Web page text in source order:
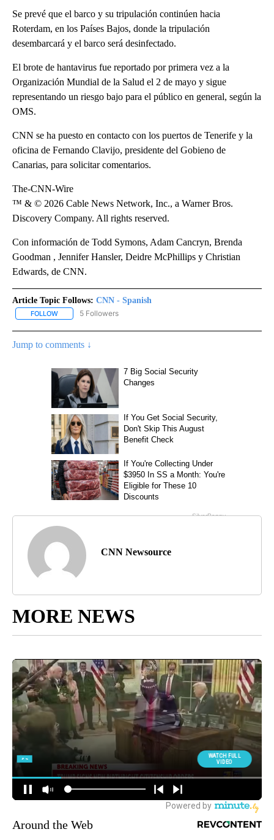
Se prevé que el barco y su tripulación continúen hacia
Roterdam, en los Países Bajos, donde la tripulación
desembarcará y el barco será desinfectado.
El brote de hantavirus fue reportado por primera vez a la
Organización Mundial de la Salud el 2 de mayo y sigue
representando un riesgo bajo para el público en general, según la
OMS.
CNN se ha puesto en contacto con los puertos de Tenerife y la
oficina de Fernando Clavijo, presidente del Gobieno de
Canarias, para solicitar comentarios.
The-CNN-Wire
™ & © 2026 Cable News Network, Inc., a Warner Bros.
Discovery Company. All rights reserved.
Con información de Todd Symons, Adam Cancryn, Brenda
Goodman , Jennifer Hansler, Deidre McPhillips y Christian
Edwards, de CNN.
Article Topic Follows: CNN - Spanish
FOLLOW FOLLOW "CNN - SPANISH" TO RECEIVE NOTIFICATIONS ABOUT
5 Followers
Jump to comments ↓
CNN Newsource
MORE NEWS
Around the Web